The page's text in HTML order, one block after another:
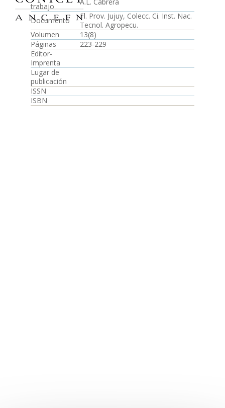
trabajo
Documento
Fl. Prov. Jujuy, Colecc. Ci. Inst. Nac.
Tecnol. Agropecu.
Volumen
13(8)
Páginas
223-229
Editor-
Imprenta
Lugar de
publicación
ISSN
ISBN